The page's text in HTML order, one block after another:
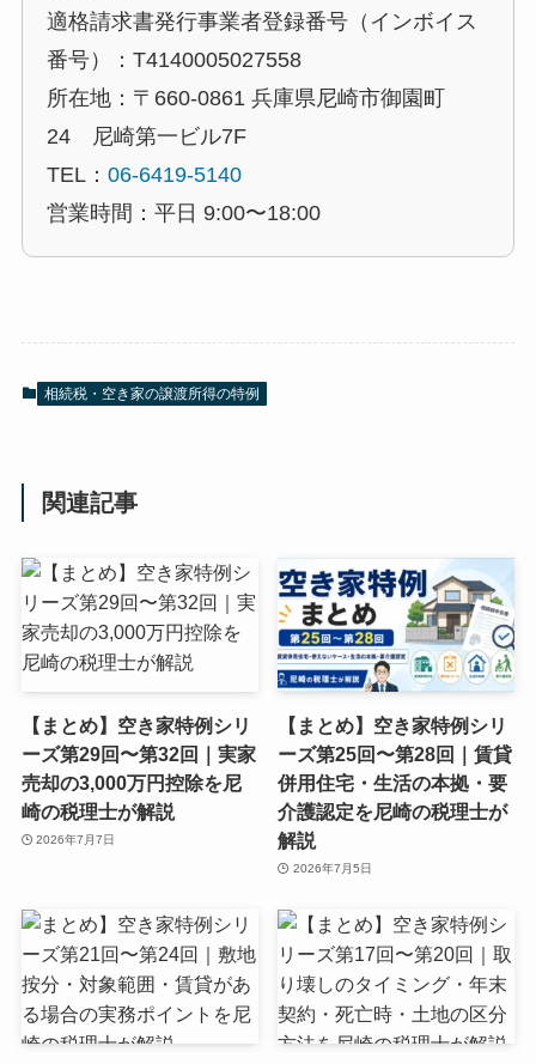
適格請求書発行事業者登録番号（インボイス
番号）：T4140005027558
所在地：〒660-0861 兵庫県尼崎市御園町
24 尼崎第一ビル7F
TEL： 06-6419-5140
営業時間：平日 9:00〜18:00
相続税・空き家の譲渡所得の特例
関連記事
【まとめ】空き家特例シリ
ーズ第29回〜第32回｜実家
売却の3,000万円控除を尼
崎の税理士が解説
2026年7月7日
【まとめ】空き家特例シリ
ーズ第25回〜第28回｜賃貸
併用住宅・生活の本拠・要
介護認定を尼崎の税理士が
解説
2026年7月5日